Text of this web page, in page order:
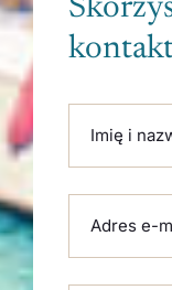
Imię i
Adres e-